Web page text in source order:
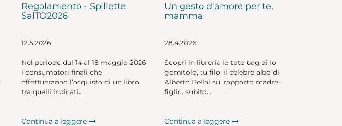
Regolamento - Spillette
SalTO2026
12.5.2026
Nel periodo dal 14 al 18 maggio 2026
i consumatori finali che
effettueranno l’acquisto di un libro
tra quelli indicati...
Continua a leggere
Un gesto d'amore per te,
mamma
28.4.2026
Scopri in libreria le tote bag di Io
gomitolo, tu filo, il celebre albo di
Alberto Pellai sul rapporto madre-
figlio. subito...
Continua a leggere